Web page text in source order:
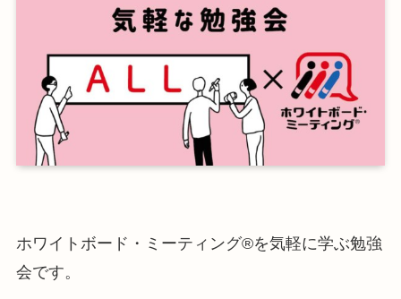
ホワイトボード・ミーティング®を気軽に学ぶ勉強
会です。